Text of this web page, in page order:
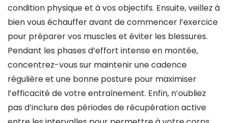
condition physique et à vos objectifs. Ensuite, veillez à
bien vous échauffer avant de commencer l’exercice
pour préparer vos muscles et éviter les blessures.
Pendant les phases d’effort intense en montée,
concentrez-vous sur maintenir une cadence
régulière et une bonne posture pour maximiser
l’efficacité de votre entraînement. Enfin, n’oubliez
pas d’inclure des périodes de récupération active